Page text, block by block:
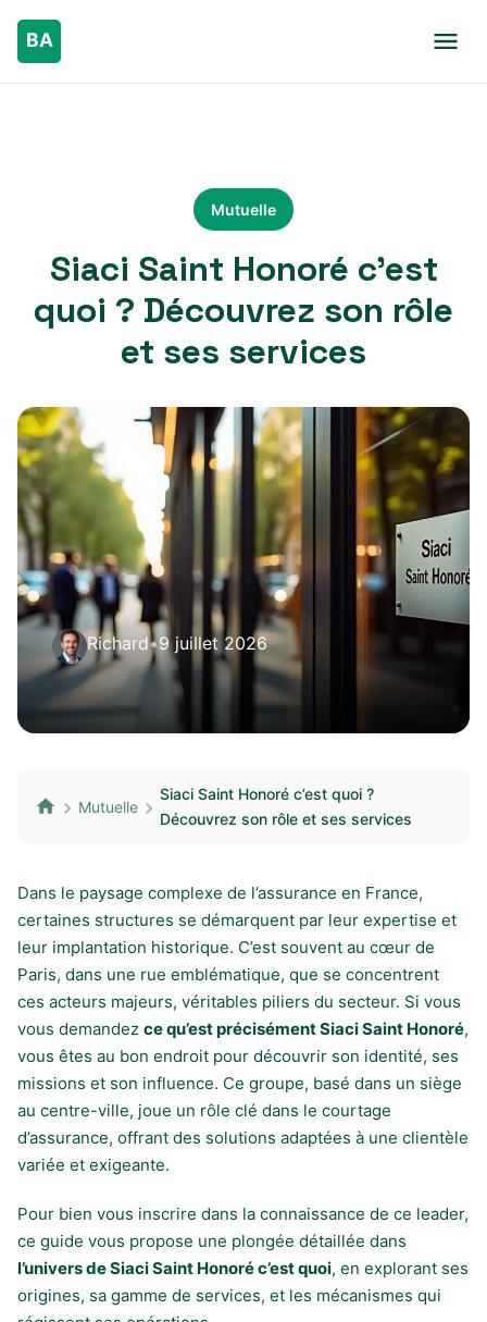
Mutuelle
Siaci Saint Honoré c’est
quoi ? Découvrez son rôle
et ses services
Richard•9 juillet 2026
Mutuelle
Siaci Saint Honoré c’est quoi ?
Découvrez son rôle et ses services
Dans le paysage complexe de l’assurance en France,
certaines structures se démarquent par leur expertise et
leur implantation historique. C’est souvent au cœur de
Paris, dans une rue emblématique, que se concentrent
ces acteurs majeurs, véritables piliers du secteur. Si vous
vous demandez ce qu’est précisément Siaci Saint Honoré,
vous êtes au bon endroit pour découvrir son identité, ses
missions et son influence. Ce groupe, basé dans un siège
au centre-ville, joue un rôle clé dans le courtage
d’assurance, offrant des solutions adaptées à une clientèle
variée et exigeante.
Pour bien vous inscrire dans la connaissance de ce leader,
ce guide vous propose une plongée détaillée dans
l’univers de Siaci Saint Honoré c’est quoi, en explorant ses
origines, sa gamme de services, et les mécanismes qui